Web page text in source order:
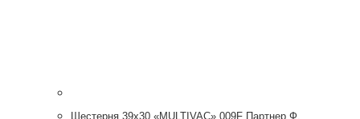
Шестерня 39х30 «MULTIVAC» 009F Партнер Ф.